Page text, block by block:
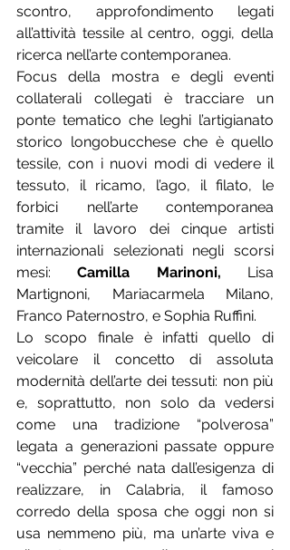
scontro, approfondimento legati
all’attività tessile al centro, oggi, della
ricerca nell’arte contemporanea.
Focus della mostra e degli eventi
collaterali collegati è tracciare un
ponte tematico che leghi l’artigianato
storico longobucchese che è quello
tessile, con i nuovi modi di vedere il
tessuto, il ricamo, l’ago, il filato, le
forbici nell’arte contemporanea
tramite il lavoro dei cinque artisti
internazionali selezionati negli scorsi
mesi: Camilla Marinoni, Lisa
Martignoni, Mariacarmela Milano,
Franco Paternostro, e Sophia Ruffini.
Lo scopo finale è infatti quello di
veicolare il concetto di assoluta
modernità dell’arte dei tessuti: non più
e, soprattutto, non solo da vedersi
come una tradizione “polverosa”
legata a generazioni passate oppure
“vecchia” perché nata dall’esigenza di
realizzare, in Calabria, il famoso
corredo della sposa che oggi non si
usa nemmeno più, ma un’arte viva e